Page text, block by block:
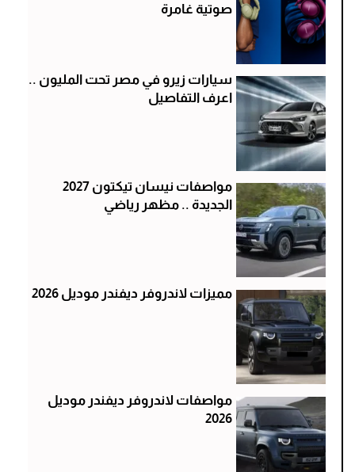
صوتية غامرة
سيارات زيرو في مصر تحت المليون ..
اعرف التفاصيل
مواصفات نيسان تيكتون 2027
الجديدة .. مظهر رياضي
مميزات لاندروفر ديفندر موديل 2026
مواصفات لاندروفر ديفندر موديل
2026